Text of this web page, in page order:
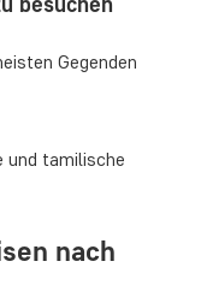
Gegenden
und tamilische
nach